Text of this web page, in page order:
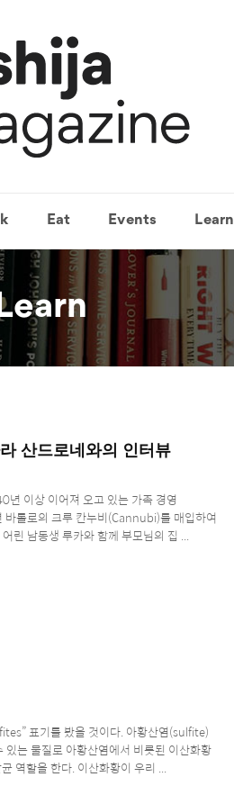
Eat Events Learn
산드로네와의 인터뷰
년 이상 이어져 오고 있는 가족 경영
롤로의 크루 칸누비(Cannubi)를 매입하여
린 남동생 루카와 함께 부모님의 집 ...
표기를 봤을 것이다. 아황산염(sulfite)
는 물질로 아황산염에서 비롯된 이산화황
역할을 한다. 이산화황이 우리 ...